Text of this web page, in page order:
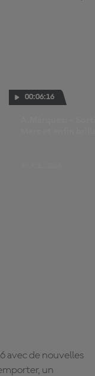
00:06:16
avec de nouvelles
un